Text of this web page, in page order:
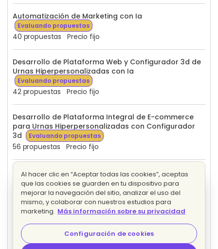
Automatización de Marketing con Ia
Evaluando propuestas
40 propuestas Precio fijo
Desarrollo de Plataforma Web y Configurador 3d de
Urnas Hiperpersonalizadas con Ia
Evaluando propuestas
42 propuestas Precio fijo
Desarrollo de Plataforma Integral de E-commerce
para Urnas Hiperpersonalizadas con Configurador
3d
Evaluando propuestas
56 propuestas Precio fijo
Realidad Aumentada e Inteligencia Artificial
Evaluando propuestas
39 propuestas Precio fijo
Desarrollo de Ecosistema Digital con Realidad
Aumentada Hiperrealista
12 propuestas Precio fijo
Al hacer clic en “Aceptar todas las cookies”, aceptas
que las cookies se guarden en tu dispositivo para
mejorar la navegación del sitio, analizar el uso del
mismo, y colaborar con nuestros estudios para
marketing. Más información sobre su privacidad
Configuración de cookies